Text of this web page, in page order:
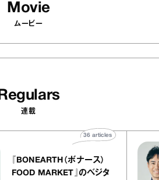
Movie
ムービー
Regulars
連載
『BONEARTH（ボナース）
FOOD MARKET』のベジタ
36articles